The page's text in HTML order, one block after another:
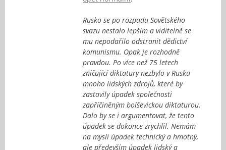
Rusko se po rozpadu Sovětského
svazu nestalo lepším a viditelně se
mu nepodařilo odstranit dědictví
komunismu. Opak je rozhodně
pravdou. Po více než 75 letech
zničující diktatury nezbylo v Rusku
mnoho lidských zdrojů, které by
zastavily úpadek společnosti
zapříčiněným bolševickou diktaturou.
Dalo by se i argumentovat, že tento
úpadek se dokonce zrychlil. Nemám
na mysli úpadek technický a hmotný,
ale především úpadek lidský a